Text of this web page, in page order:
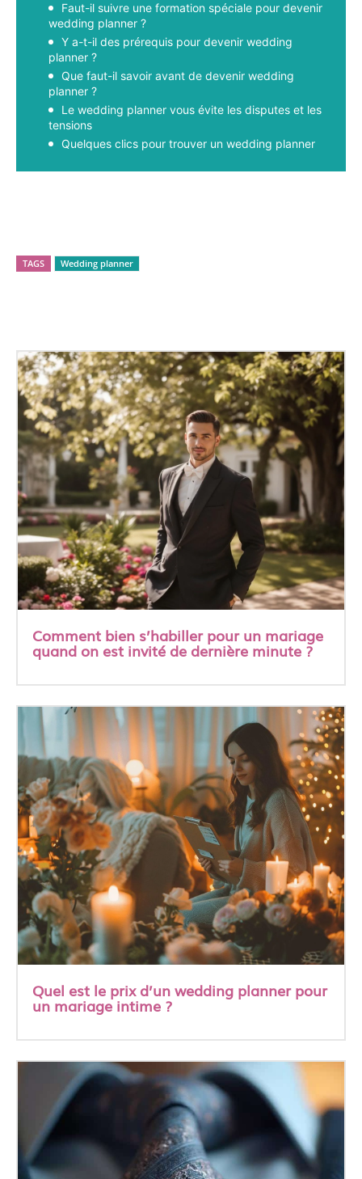
Faut-il suivre une formation spéciale pour devenir
wedding planner ?
Y a-t-il des prérequis pour devenir wedding
planner ?
Que faut-il savoir avant de devenir wedding
planner ?
Le wedding planner vous évite les disputes et les
tensions
Quelques clics pour trouver un wedding planner
TAGS Wedding planner
Comment bien s’habiller pour un mariage
quand on est invité de dernière minute ?
Quel est le prix d’un wedding planner pour
un mariage intime ?